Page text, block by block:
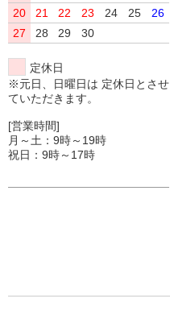
20
21 22 23 24 25
26
27
28 29 30
定休日
※元日、日曜日は 定休日とさせ
ていただきます。
[営業時間]
月～土：9時～19時
祝日：9時～17時